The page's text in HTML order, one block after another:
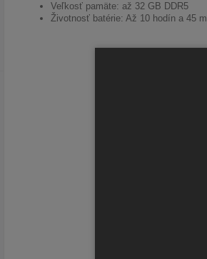
Veľkosť pamäte: až 32 GB DDR5
Životnosť batérie: Až 10 hodín a 45